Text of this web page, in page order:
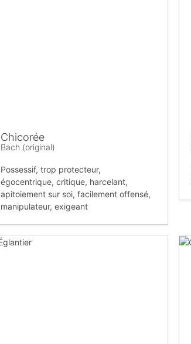
Chicorée
Bach (original)
Possessif, trop protecteur,
égocentrique, critique, harcelant,
apitoiement sur soi, facilement offensé,
manipulateur, exigeant